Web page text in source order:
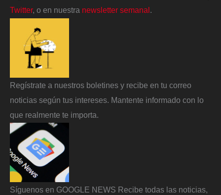
Twitter, o en nuestra newsletter semanal.
Regístrate a nuestros boletines y recibe en tu correo
noticias según tus intereses. Mantente informado con lo
que realmente te importa.
Síguenos en GOOGLE NEWS Recibe todas las noticias,